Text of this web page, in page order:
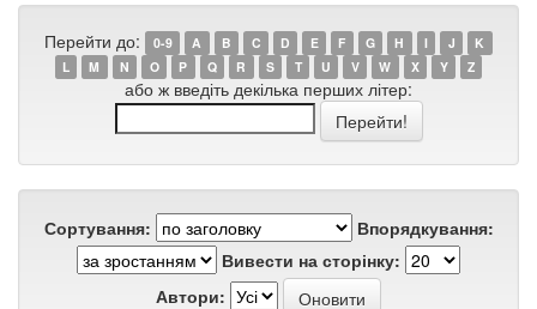
Перейти до: 0-9 A B C D E F G H I J
K
L
M N O P Q R S T U V W X Y Z
або ж введіть декілька перших літер:
Сортування:
Впорядкування:
Вивести на сторінку:
Автори: